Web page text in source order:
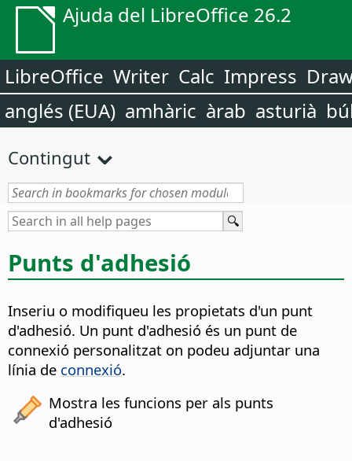
Ajuda del LibreOffice 26.2
LibreOffice Writer Calc Impress
anglés (EUA) amhàric àrab asturià
Contingut
Punts d'adhesió
Inseriu o modifiqueu les propietats d'un punt
d'adhesió. Un punt d'adhesió és un punt de
connexió personalitzat on podeu adjuntar una
línia de connexió.
Mostra les funcions per als punts
d'adhesió